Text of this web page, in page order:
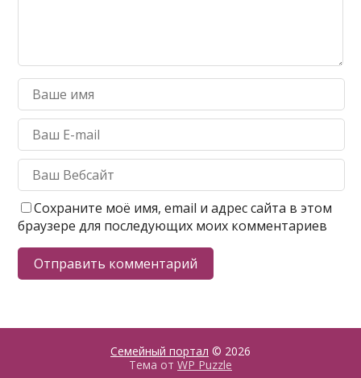
Сохраните моё имя, email и адрес сайта в этом
браузере для последующих моих комментариев
Семейный портал © 2026
Тема от WP Puzzle